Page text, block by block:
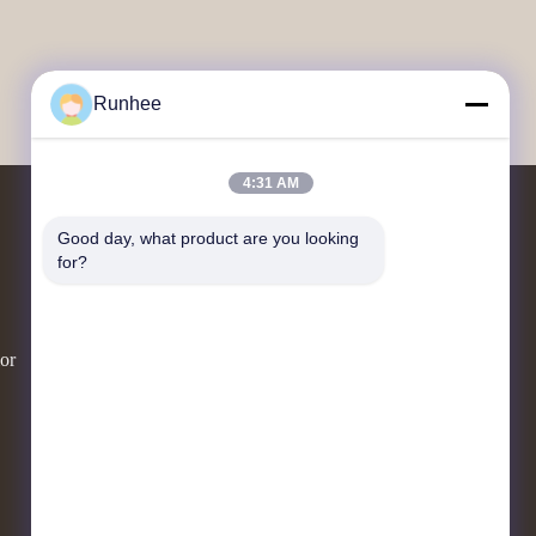
Éntrenos en contacto con
Runhee
4:31 AM
Good day, what product are you looking
for?